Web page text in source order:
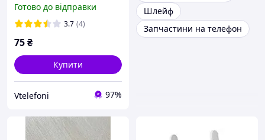
Готово до відправки
3.7 (4)
75₴
Купити
Vtelefoni 97%
Шлейф
Запчастини на телефон